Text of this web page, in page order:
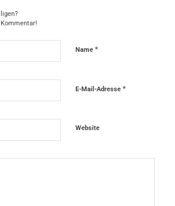
Name *
E-Mail-Adresse *
Website